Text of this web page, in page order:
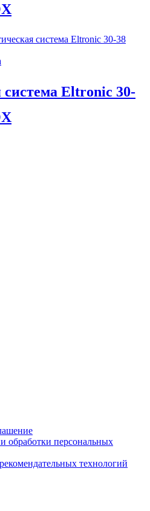
система Eltronic 30-
обработки персональных
технологий